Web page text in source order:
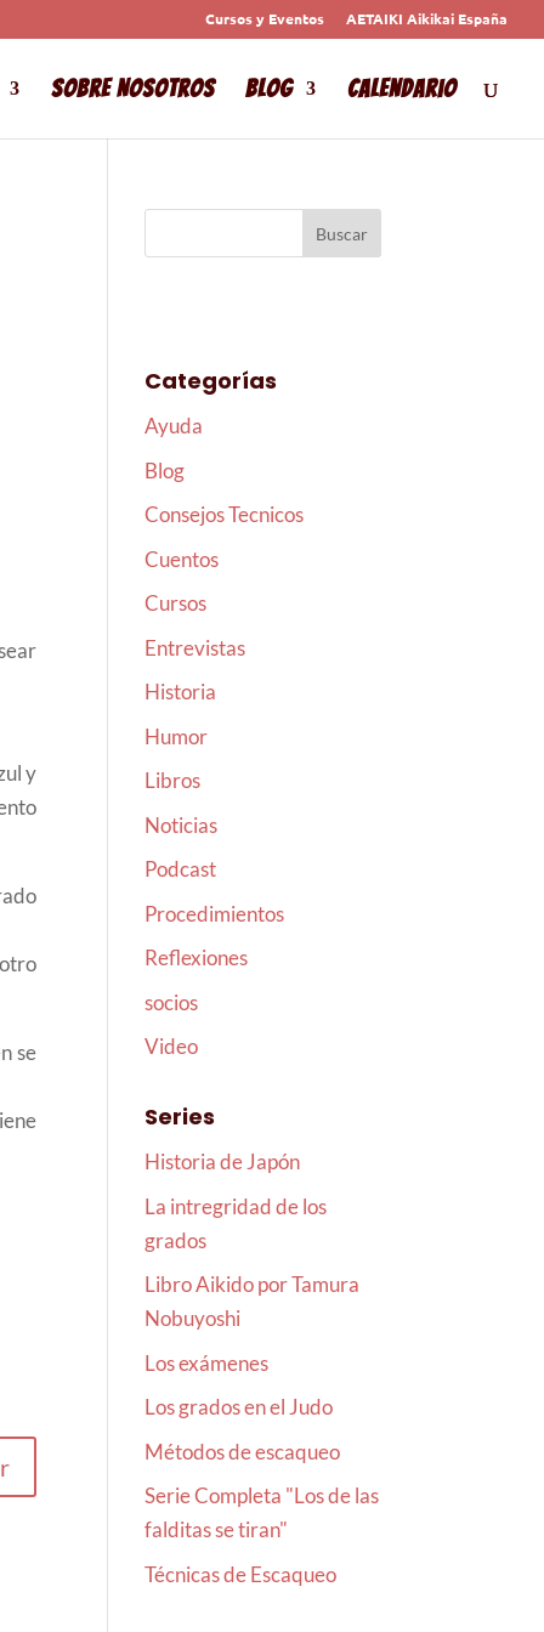
Cursos y Eventos AETAIKI Aikikai España
Sobre Nosotros Blog Calendario
y
se
Categorías
Ayuda
Blog
Consejos Tecnicos
Cuentos
Cursos
Entrevistas
Historia
Humor
Libros
Noticias
Podcast
Procedimientos
Reflexiones
socios
Video
Series
Historia de Japón
La intregridad de los
grados
Libro Aikido por Tamura
Nobuyoshi
Los exámenes
Los grados en el Judo
Métodos de escaqueo
Serie Completa "Los de las
falditas se tiran"
Técnicas de Escaqueo